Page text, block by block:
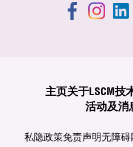
主页关于LSCM技
活动及消
私隐政策免责声明无障碍